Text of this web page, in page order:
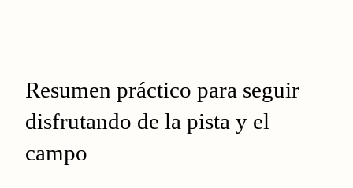
Resumen práctico para seguir
disfrutando de la pista y el
campo